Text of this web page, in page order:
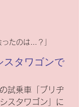
ったのは…？」
スタワゴンで
試乗車「ブリヂ
スタワゴン」に